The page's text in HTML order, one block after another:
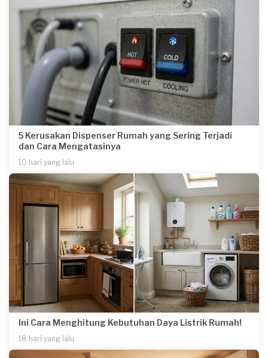
5 Kerusakan Dispenser Rumah yang Sering Terjadi
dan Cara Mengatasinya
10 hari yang lalu
Ini Cara Menghitung Kebutuhan Daya Listrik Rumah!
18 hari yang lalu